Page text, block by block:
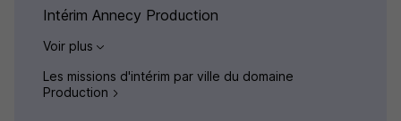
Intérim Annecy Production
Voir plus
Les missions d'intérim par ville du domaine
Production